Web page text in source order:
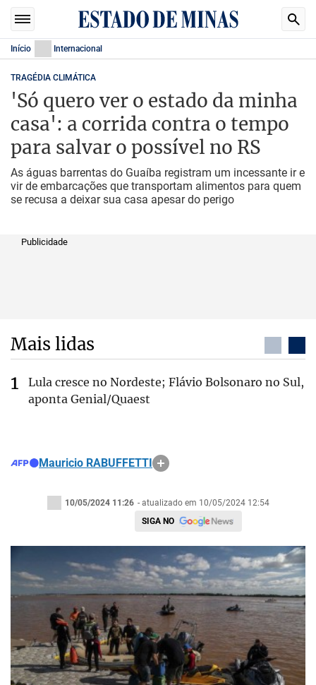
Início Internacional
TRAGÉDIA CLIMÁTICA
'Só quero ver o estado da minha
casa': a corrida contra o tempo
para salvar o possível no RS
As águas barrentas do Guaíba registram um incessante ir e
vir de embarcações que transportam alimentos para quem
se recusa a deixar sua casa apesar do perigo
Publicidade
Mais lidas
Lula cresce no Nordeste; Flávio Bolsonaro no Sul,
aponta Genial/Quaest
Mauricio RABUFFETTI
10/05/2024 11:26 - atualizado em 10/05/2024 12:54
SIGA NO